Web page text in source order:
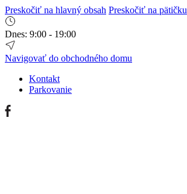
Preskočiť na hlavný obsah Preskočiť na pätičku
Dnes: 9:00 - 19:00
Navigovať do obchodného domu
Kontakt
Parkovanie